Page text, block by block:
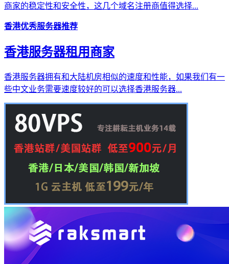
商家的稳定性和安全性，这几个域名注册商值得选择...
香港优秀服务器推荐
香港服务器租用商家
香港服务器拥有和大陆机房相似的速度和性能，如果我们有一
些中文业务需要速度较好的可以选择香港服务器...